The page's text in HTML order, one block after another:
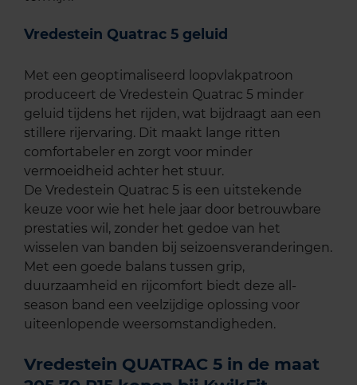
Vredestein Quatrac 5 geluid
Met een geoptimaliseerd loopvlakpatroon
produceert de Vredestein Quatrac 5 minder
geluid tijdens het rijden, wat bijdraagt aan een
stillere rijervaring. Dit maakt lange ritten
comfortabeler en zorgt voor minder
vermoeidheid achter het stuur.
De Vredestein Quatrac 5 is een uitstekende
keuze voor wie het hele jaar door betrouwbare
prestaties wil, zonder het gedoe van het
wisselen van banden bij seizoensveranderingen.
Met een goede balans tussen grip,
duurzaamheid en rijcomfort biedt deze all-
season band een veelzijdige oplossing voor
uiteenlopende weersomstandigheden.
Vredestein QUATRAC 5 in de maat